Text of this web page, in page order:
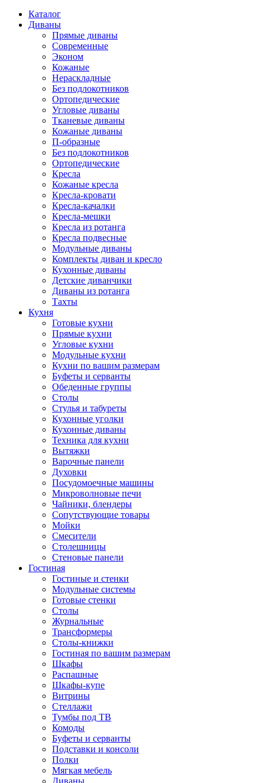
Каталог
Диваны
Прямые диваны
Современные
Эконом
Кожаные
Нераскладные
Без подлокотников
Ортопедические
Угловые диваны
Тканевые диваны
Кожаные диваны
П-образные
Без подлокотников
Ортопедические
Кресла
Кожаные кресла
Кресла-кровати
Кресла-качалки
Кресла-мешки
Кресла из ротанга
Кресла подвесные
Модульные диваны
Комплекты диван и кресло
Кухонные диваны
Детские диванчики
Диваны из ротанга
Тахты
Кухня
Готовые кухни
Прямые кухни
Угловые кухни
Модульные кухни
Кухни по вашим размерам
Буфеты и серванты
Обеденные группы
Столы
Стулья и табуреты
Кухонные уголки
Кухонные диваны
Техника для кухни
Вытяжки
Варочные панели
Духовки
Посудомоечные машины
Микроволновые печи
Чайники, блендеры
Сопутствующие товары
Мойки
Смесители
Столешницы
Стеновые панели
Гостиная
Гостиные и стенки
Модульные системы
Готовые стенки
Столы
Журнальные
Трансформеры
Столы-книжки
Гостиная по вашим размерам
Шкафы
Распашные
Шкафы-купе
Витрины
Стеллажи
Тумбы под ТВ
Комоды
Буфеты и серванты
Подставки и консоли
Полки
Мягкая мебель